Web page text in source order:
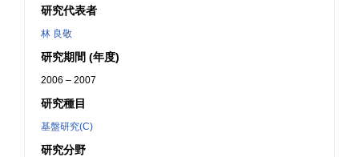
研究代表者
林 良敬
研究期間 (年度)
2006 – 2007
研究種目
基盤研究(C)
研究分野